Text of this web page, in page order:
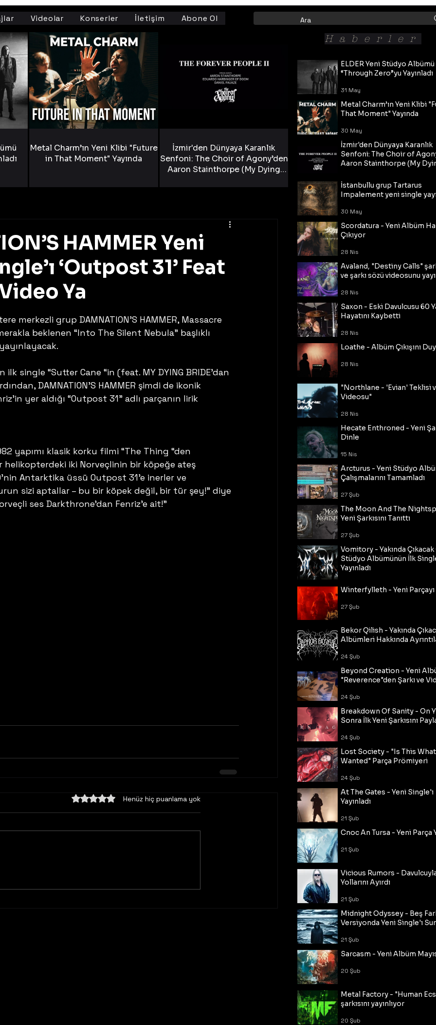
Videolar Konserler İletişim Abone Ol
HAMMER Yeni
‘Outpost 31’ Feat
Ya
merkezli grup DAMNATION’S HAMMER, Massacre
beklenen “Into The Silent Nebula” başlıklı
single “Sutter Cane “in (feat. MY DYING BRIDE’dan
DAMNATION’S HAMMER şimdi de ikonik
yer aldığı “Outpost 31” adlı parçanın lirik
yapımı klasik korku filmi “The Thing “den
helikopterdeki iki Norveçlinin bir köpeğe ateş
Antarktika üssü Outpost 31’e inerler ve
sizi aptallar – bu bir köpek değil, bir tür şey!” diye
ses Darkthrone’dan Fenriz’e ait!”
5 üzerinden 0 yıldızHenüz hiç puanlama yok
Metal Charm’ın Yeni Klibi "Future
in That Moment" Yayında
İzmir'den Dünyaya Karanlık
Senfoni: The Choir of Agony’den
Aaron Stainthorpe (My Dying
ELDER Yeni Stüdyo Albümü
“Through Zero”yu Yayınladı
31 May
Metal Charm’ın Yeni Klibi
That Moment" Yayında
30 May
İzmir'den Dünyaya Karanlık
Senfoni: The Choir of
Aaron Stainthorpe (My
Tekli!
30 May
İstanbullu grup Tartarus
Impalement yeni single
30 May
Scordatura - Yeni Albüm
Çıkıyor
28 Nis
Avaland, "Destiny Calls"
ve şarkı sözü videosunu
28 Nis
Saxon - Eski Davulcusu 60
Hayatını Kaybetti
28 Nis
Loathe - Albüm Çıkışını
28 Nis
"Northlane - 'Evian' Teklisi
Videosu"
28 Nis
Hecate Enthroned - Yeni
Dinle
15 Nis
Arcturus - Yeni Stüdyo
Çalışmalarını Tamamladı
27 Şub
The Moon And The
Yeni Şarkısını Tanıttı
27 Şub
Vomitory - Yakında
Stüdyo Albümünün İlk
Yayınladı
Winterfylleth - Yeni Parçayı
27 Şub
Bekor Qilish - Yakında
Albümleri Hakkında
24 Şub
Beyond Creation - Yeni
"Reverence"den Şarkı ve
24 Şub
Breakdown Of Sanity - On
Sonra İlk Yeni Şarkısını
24 Şub
Lost Society - "Is This
Wanted" Parça Prömiyeri
24 Şub
At The Gates - Yeni Single'ı
Yayınladı
21 Şub
Cnoc An Tursa - Yeni Parça
21 Şub
Vicious Rumors -
Yollarını Ayırdı
21 Şub
Midnight Odyssey - Beş
Versiyonda Yeni Single'ı
21 Şub
Sarcasm - Yeni Albüm
20 Şub
Metal Factory - "Human
şarkısını yayınlıyor
20 Şub
Haberler